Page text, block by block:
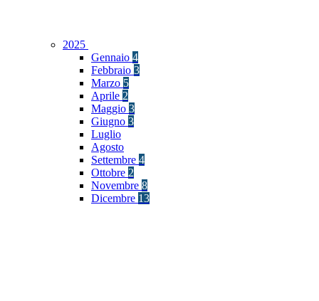
2025
Gennaio 4
Febbraio 3
Marzo 5
Aprile 2
Maggio 3
Giugno 3
Luglio
Agosto
Settembre 4
Ottobre 2
Novembre 8
Dicembre 13